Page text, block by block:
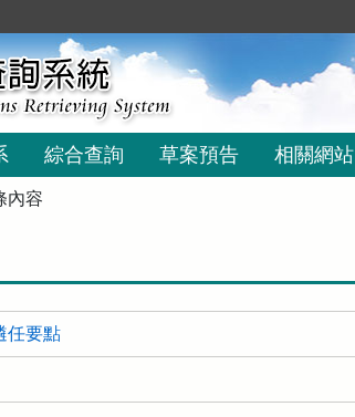
綜合查詢 草案預告 相關網站
內容
任要點